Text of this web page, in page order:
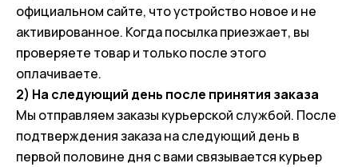
официальном сайте, что устройство новое и не
активированное. Когда посылка приезжает, вы
проверяете товар и только после этого
оплачиваете.
2) На следующий день после принятия заказа
Мы отправляем заказы курьерской службой. После
подтверждения заказа на следующий день в
первой половине дня с вами связывается курьер